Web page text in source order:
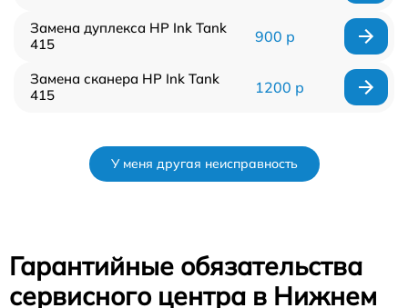
Замена дуплекса HP Ink Tank
415
900 р
Замена сканера HP Ink Tank
415
1200 р
У меня другая неисправность
Гарантийные обязательства
сервисного центра в Нижнем